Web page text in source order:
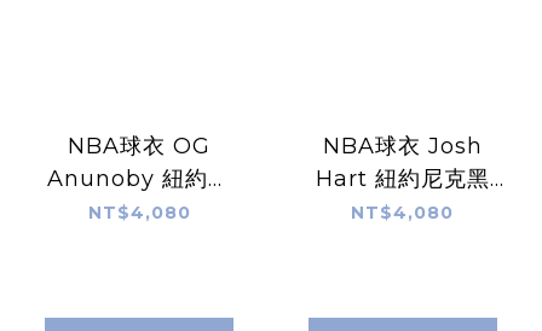
NBA球衣 OG
Anunoby 紐約尼
克白 Association
NT$4,080
NBA球衣 Josh
Hart 紐約尼克黑
Statement
NT$4,080